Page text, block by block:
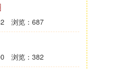
浏览：687
浏览：382